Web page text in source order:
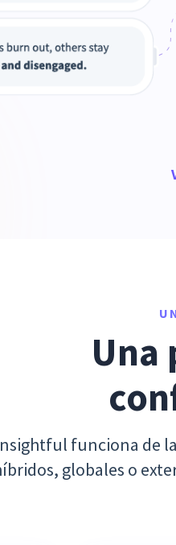
Una
funciona de
globales o